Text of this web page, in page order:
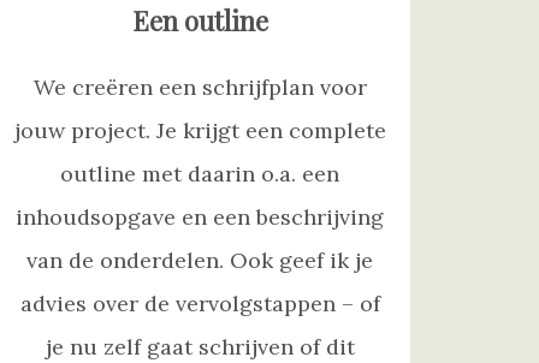
Een outline
We creëren een schrijfplan voor
jouw project. Je krijgt een complete
outline met daarin o.a. een
inhoudsopgave en een beschrijving
van de onderdelen. Ook geef ik je
advies over de vervolgstappen – of
je nu zelf gaat schrijven of dit